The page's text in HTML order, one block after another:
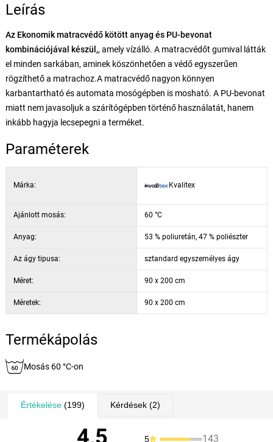
Leírás
Az Ekonomik matracvédő kötött anyag és PU-bevonat
kombinációjával készül,, amely vízálló. A matracvédőt gumival látták
el minden sarkában, aminek köszönhetően a védő egyszerűen
rögzíthető a matrachoz.A matracvédő nagyon könnyen
karbantartható és automata mosógépben is mosható. A PU-bevonat
miatt nem javasoljuk a szárítógépben történő használatát, hanem
inkább hagyja lecsepegni a terméket.
Paraméterek
Márka: Kvalitex
Ajánlott mosás: 60 °C
Anyag: 53 % poliuretán, 47 % poliészter
Az ágy tipusa: sztandard egyszemélyes ágy
Méret: 90 x 200 cm
Méretek: 90 x 200 cm
Termékápolás
Mosás 60 °C-on
Értékelése(199) Kérdések(2)
4,5 5 143